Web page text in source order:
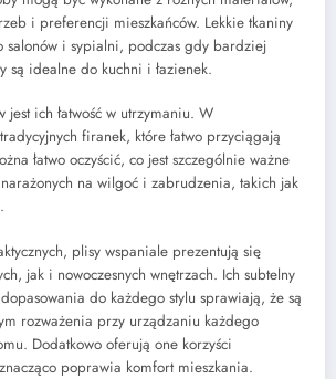
i preferencji mieszkańców. Lekkie tkaniny
salonów i sypialni, podczas gdy bardziej
są idealne do kuchni i łazienek.
jest ich łatwość w utrzymaniu. W
firanek, które łatwo przyciągają
łatwo oczyścić, co jest szczególnie ważne
na wilgoć i zabrudzenia, takich jak
plisy wspaniale prezentują się
jak i nowoczesnych wnętrzach. Ich subtelny
do każdego stylu sprawiają, że są
rozważenia przy urządzaniu każdego
Dodatkowo oferują one korzyści
poprawia komfort mieszkania.